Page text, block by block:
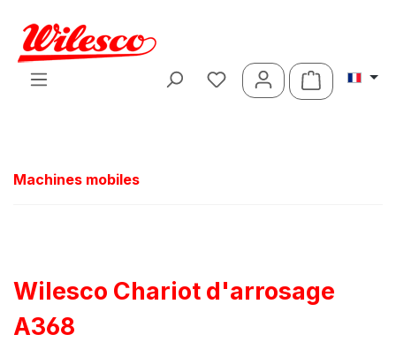
Passer au contenu principal
Le panier
Machines mobiles
Wilesco Chariot d'arrosage
A368